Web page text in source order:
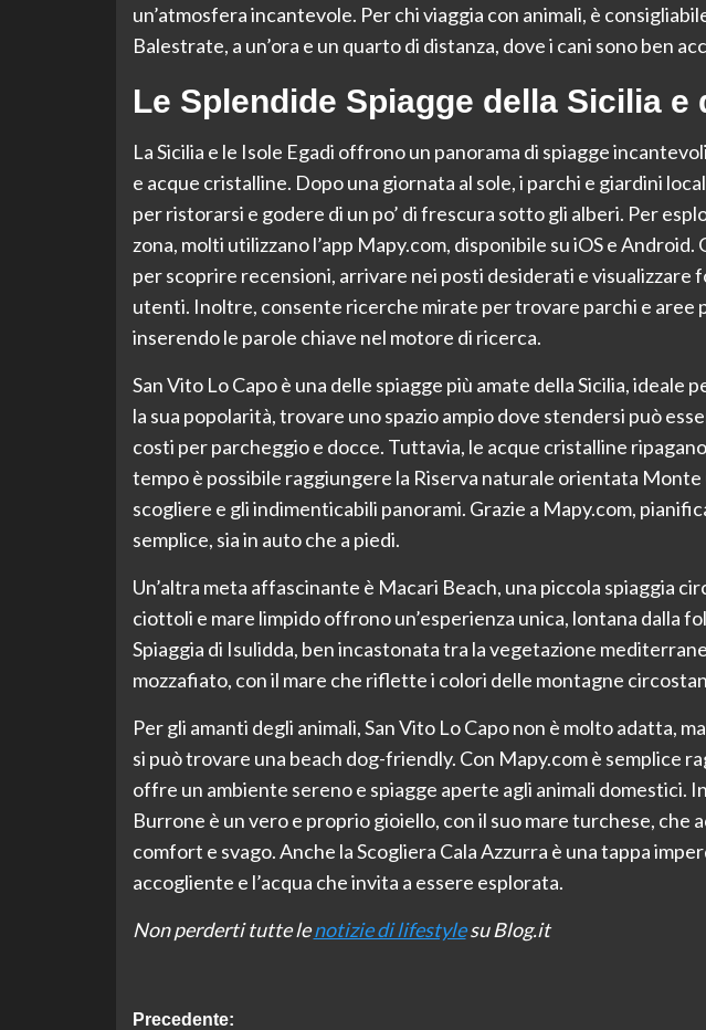
un’atmosfera incantevole. Per chi viaggia con animali, è
Balestrate, a un’ora e un quarto di distanza, dove i cani sono ben
Le Splendide Spiagge della Sicilia e
La Sicilia e le Isole Egadi offrono un panorama di spiagge
e acque cristalline. Dopo una giornata al sole, i parchi e giardini
per ristorarsi e godere di un po’ di frescura sotto gli alberi. Per
zona, molti utilizzano l’app Mapy.com, disponibile su iOS e
per scoprire recensioni, arrivare nei posti desiderati e visualizzare
utenti. Inoltre, consente ricerche mirate per trovare parchi e
inserendo le parole chiave nel motore di ricerca.
San Vito Lo Capo è una delle spiagge più amate della Sicilia, ideale
la sua popolarità, trovare uno spazio ampio dove stendersi può
costi per parcheggio e docce. Tuttavia, le acque cristalline
tempo è possibile raggiungere la Riserva naturale orientata Monte
scogliere e gli indimenticabili panorami. Grazie a Mapy.com,
semplice, sia in auto che a piedi.
Un’altra meta affascinante è Macari Beach, una piccola spiaggia
ciottoli e mare limpido offrono un’esperienza unica, lontana dalla
Spiaggia di Isulidda, ben incastonata tra la vegetazione
mozzafiato, con il mare che riflette i colori delle montagne
Per gli amanti degli animali, San Vito Lo Capo non è molto adatta,
si può trovare una beach dog-friendly. Con Mapy.com è semplice
offre un ambiente sereno e spiagge aperte agli animali domestici.
Burrone è un vero e proprio gioiello, con il suo mare turchese, che
comfort e svago. Anche la Scogliera Cala Azzurra è una tappa
accogliente e l’acqua che invita a essere esplorata.
Non perderti tutte lenotizie di lifestylesu Blog.it
Navigazione
Precedente: